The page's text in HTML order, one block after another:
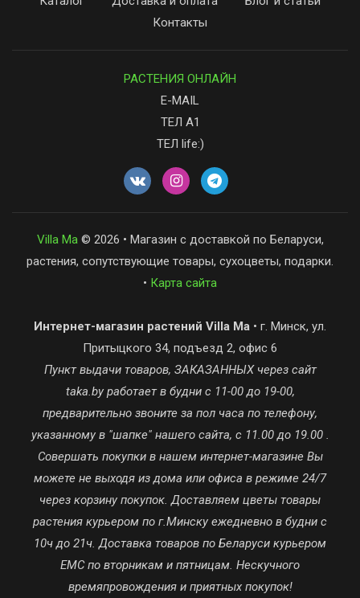
Контакты
РАСТЕНИЯ ОНЛАЙН
E-MAIL
ТЕЛ А1
ТЕЛ life:)
Villa Ma© 2026 • Магазин с доставкой по Беларуси,
растения, сопутствующие товары, сухоцветы, подарки.
• Карта сайта
Интернет-магазин растений Villa Ma • г. Минск, ул.
Притыцкого 34, подъезд 2, офис 6
Пункт выдачи товаров, ЗАКАЗАННЫХ через сайт
taka.by работает в будни с 11-00 до 19-00,
предварительно звоните за пол часа по телефону,
указанному в "шапке" нашего сайта, с 11.00 до 19.00 .
Совершать покупки в нашем интернет-магазине Вы
можете не выходя из дома или офиса в режиме 24/7
через корзину покупок. Доставляем цветы товары
растения курьером по г.Минску ежедневно в будни с
10ч до 21ч. Доставка товаров по Беларуси курьером
ЕМС по вторникам и пятницам. Нескучного
времяпровождения и приятных покупок!